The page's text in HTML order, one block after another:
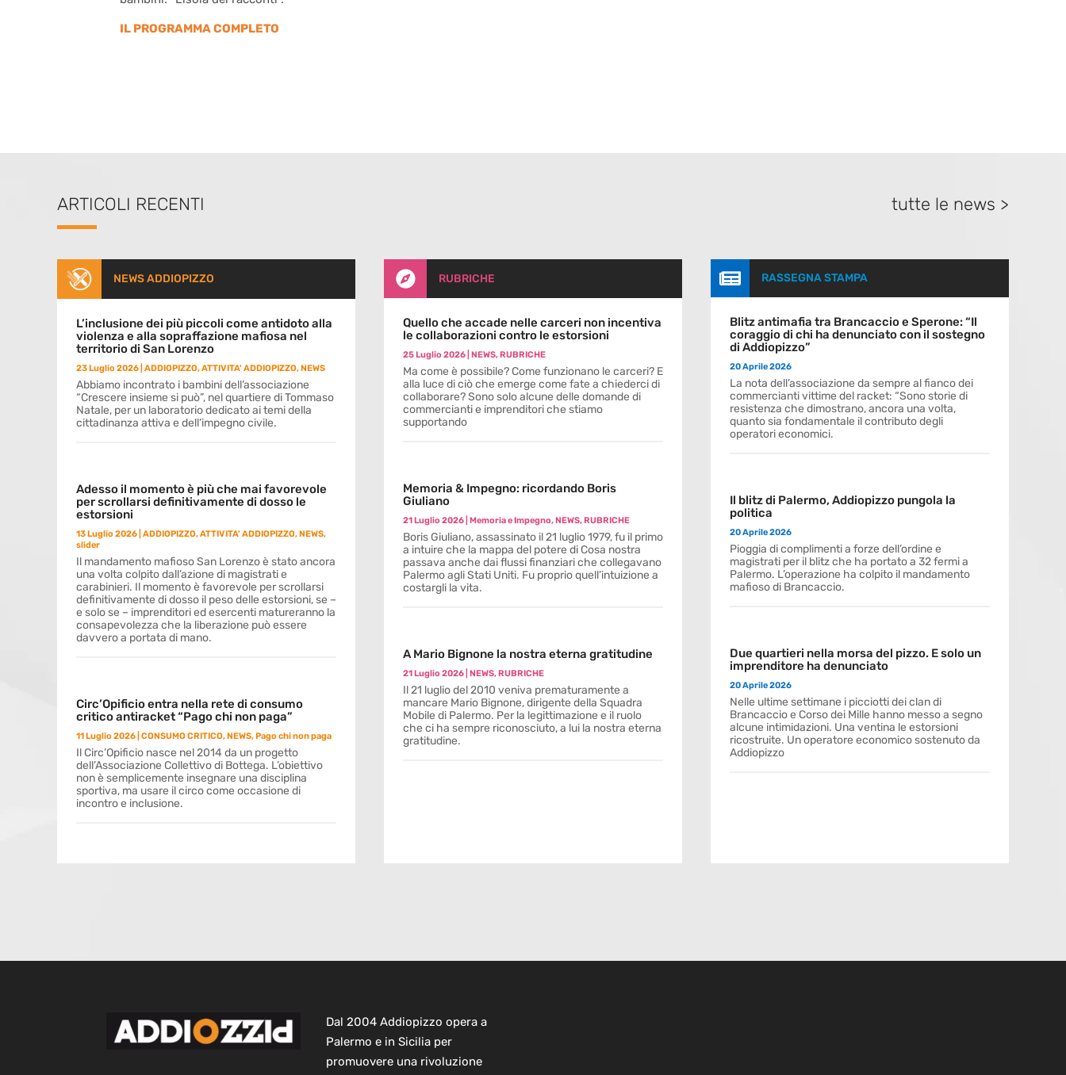
IL PROGRAMMA COMPLETO
ARTICOLI RECENTI tutte le news >
NEWS ADDIOPIZZO
L’inclusione dei più piccoli come antidoto alla
violenza e alla sopraffazione mafiosa nel
territorio di San Lorenzo
23 Luglio 2026 ADDIOPIZZO,ATTIVITA' ADDIOPIZZO,NEWS
Abbiamo incontrato i bambini dell’associazione
“Crescere insieme si può”, nel quartiere di Tommaso
Natale, per un laboratorio dedicato ai temi della
cittadinanza attiva e dell’impegno civile.
Adesso il momento è più che mai favorevole
per scrollarsi definitivamente di dosso le
estorsioni
13 Luglio 2026 ADDIOPIZZO,ATTIVITA' ADDIOPIZZO,NEWS,
slider
Il mandamento mafioso San Lorenzo è stato ancora
una volta colpito dall’azione di magistrati e
carabinieri. Il momento è favorevole per scrollarsi
definitivamente di dosso il peso delle estorsioni, se –
e solo se – imprenditori ed esercenti matureranno la
consapevolezza che la liberazione può essere
davvero a portata di mano.
Circ’Opificio entra nella rete di consumo
critico antiracket “Pago chi non paga”
11 Luglio 2026 CONSUMO CRITICO,NEWS,Pago chi non paga
Il Circ’Opificio nasce nel 2014 da un progetto
dell’Associazione Collettivo di Bottega. L’obiettivo
non è semplicemente insegnare una disciplina
sportiva, ma usare il circo come occasione di
incontro e inclusione.
 RUBRICHE
Quello che accade nelle carceri non incentiva
le collaborazioni contro le estorsioni
25 Luglio 2026| NEWS,RUBRICHE
Ma come è possibile? Come funzionano le carceri? E
alla luce di ciò che emerge come fate a chiederci di
collaborare? Sono solo alcune delle domande di
commercianti e imprenditori che stiamo
supportando
Memoria & Impegno: ricordando Boris
Giuliano
21 Luglio 2026| Memoria e Impegno,NEWS,RUBRICHE
Boris Giuliano, assassinato il 21 luglio 1979, fu il primo
a intuire che la mappa del potere di Cosa nostra
passava anche dai flussi finanziari che collegavano
Palermo agli Stati Uniti. Fu proprio quell’intuizione a
costargli la vita.
A Mario Bignone la nostra eterna gratitudine
21 Luglio 2026| NEWS,RUBRICHE
Il 21 luglio del 2010 veniva prematuramente a
mancare Mario Bignone, dirigente della Squadra
Mobile di Palermo. Per la legittimazione e il ruolo
che ci ha sempre riconosciuto, a lui la nostra eterna
gratitudine.
 RASSEGNA STAMPA
Blitz antimafia tra Brancaccio e Sperone: “Il
coraggio di chi ha denunciato con il sostegno
di Addiopizzo”
20 Aprile 2026
La nota dell’associazione da sempre al fianco dei
commercianti vittime del racket: “Sono storie di
resistenza che dimostrano, ancora una volta,
quanto sia fondamentale il contributo degli
operatori economici.
Il blitz di Palermo, Addiopizzo pungola la
politica
20 Aprile 2026
Pioggia di complimenti a forze dell’ordine e
magistrati per il blitz che ha portato a 32 fermi a
Palermo. L’operazione ha colpito il mandamento
mafioso di Brancaccio.
Due quartieri nella morsa del pizzo. E solo un
imprenditore ha denunciato
20 Aprile 2026
Nelle ultime settimane i picciotti dei clan di
Brancaccio e Corso dei Mille hanno messo a segno
alcune intimidazioni. Una ventina le estorsioni
ricostruite. Un operatore economico sostenuto da
Addiopizzo
Dal 2004 Addiopizzo opera a
Palermo e in Sicilia per
promuovere una rivoluzione